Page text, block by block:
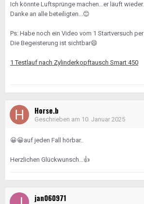
Ich könnte Luftsprünge machen...er läuft
Danke an alle beteiligten...😊
Ps: Habe noch ein Video vom 1 Startversuch
Die Begeisterung ist sichtbar😄
1 Testlauf nach Zylinderkopftausch Smart 450
Horse.b
Geschrieben am 10. Januar 2025
😀😀auf jeden Fall hörbar..
Herzlichen Glückwunsch...👍
jan060971